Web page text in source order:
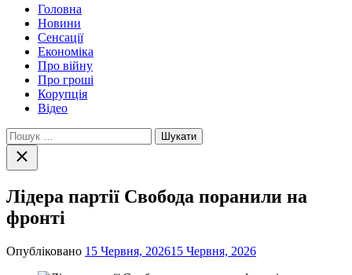
Головна
Новини
Сенсації
Економіка
Про війну
Про гроші
Корупція
Відео
Пошук:
Закрити
пошук
Лідера партії Свобода поранили на
фронті
Опубліковано 15 Червня, 202615 Червня, 2026